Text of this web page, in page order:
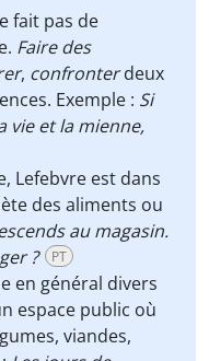
fait pas de
Faire des
, confronterdeux
Exemple : Si
vie et la mienne,
Lefebvre est dans
des aliments ou
au magasin.
?
PT
en général divers
espace public où
viandes,